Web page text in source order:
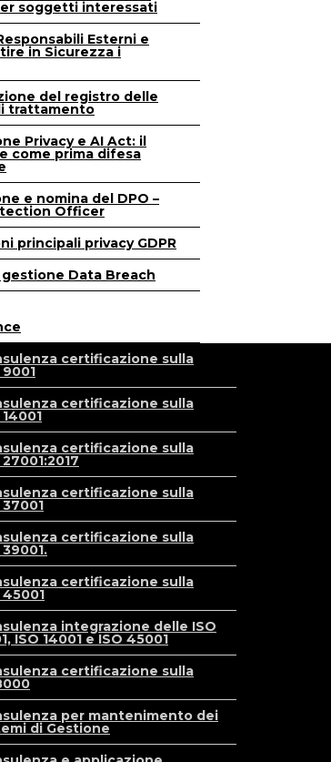
soggetti interessati
Esterni e
in Sicurezza i
del registro delle
trattamento
Privacy e AI Act: il
come prima difesa
e nomina del DPO –
Officer
principali privacy GDPR
Data Breach
certificazione sulla
9001
certificazione sulla
14001
certificazione sulla
27001:2017
certificazione sulla
37001
certificazione sulla
39001.
certificazione sulla
45001
integrazione delle ISO
ISO 14001 e ISO 45001
certificazione sulla
per mantenimento dei
di Gestione